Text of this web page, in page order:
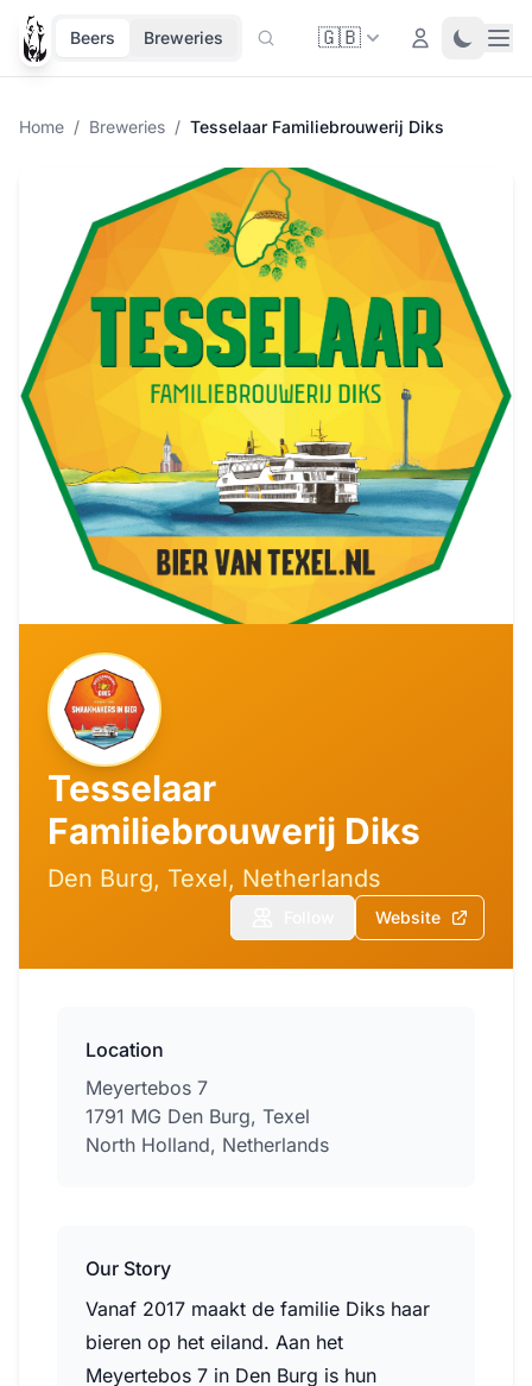
Beers Breweries 🇬🇧 Login Toggle
Home / Breweries / Tesselaar Familiebrouwerij Diks
Tesselaar
Familiebrouwerij Diks
Den Burg, Texel, Netherlands
Website
Location
Meyertebos 7
1791 MG Den Burg, Texel
North Holland, Netherlands
Our Story
Vanaf 2017 maakt de familie Diks haar
bieren op het eiland. Aan het
Meyertebos 7 in Den Burg is hun